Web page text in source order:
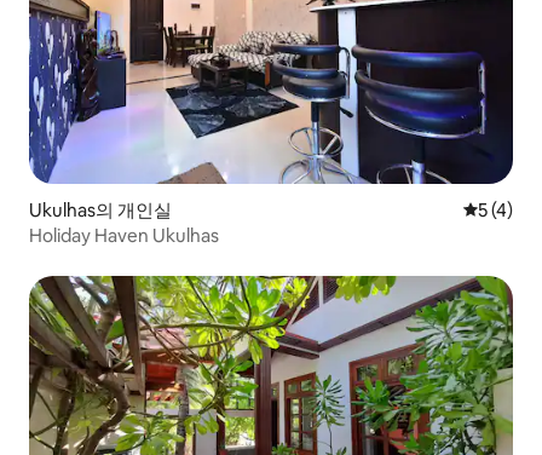
Ukulhas의 개인실 평점 5점
5 (4)
Holiday Haven Ukulhas